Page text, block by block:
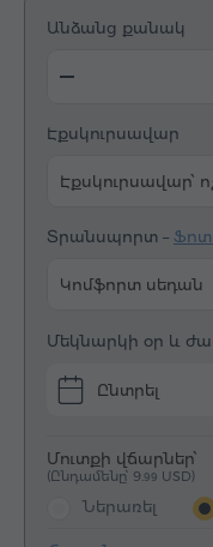
Անձանց քանակ
Էքսկուրսավար
Էքսկուրսավար՝
Տրանսպորտ –
Կոմֆորտ սեդան
Մեկնարկի օր և
Ընտրել
Մուտքի վճարներ՝
(Ընդամենը՝ 9.99 USD)
Ներառել